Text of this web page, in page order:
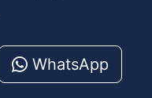
WhatsApp